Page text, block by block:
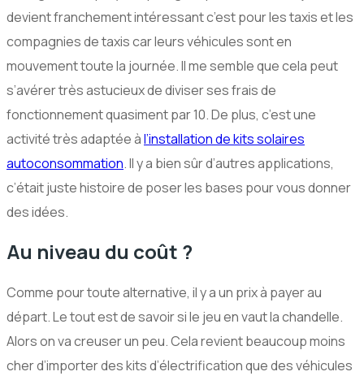
devient franchement intéressant c’est pour les taxis et les
compagnies de taxis car leurs véhicules sont en
mouvement toute la journée. Il me semble que cela peut
s’avérer très astucieux de diviser ses frais de
fonctionnement quasiment par 10. De plus, c’est une
activité très adaptée àl’installation de kits solaires
autoconsommation. Il y a bien sûr d’autres applications,
c’était juste histoire de poser les bases pour vous donner
des idées.
Au niveau du coût ?
Comme pour toute alternative, il y a un prix à payer au
départ. Le tout est de savoir si le jeu en vaut la chandelle.
Alors on va creuser un peu. Cela revient beaucoup moins
cher d’importer des kits d’électrification que des véhicules